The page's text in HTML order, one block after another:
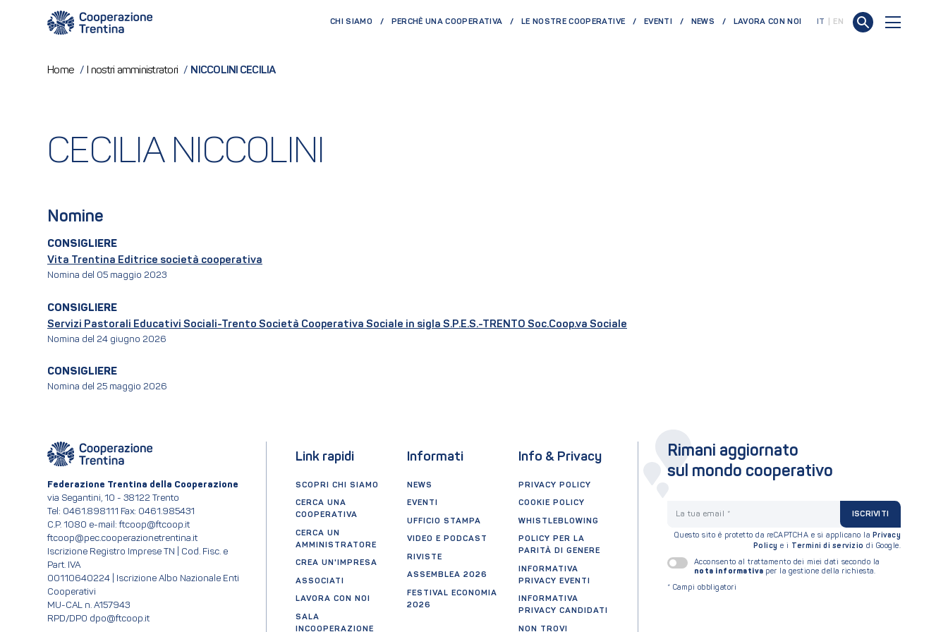
CHI SIAMO PERCHÈ UNA COOPERATIVA LE NOSTRE COOPERATIVE EVENTI NEWS LAVORA CON NOI IT EN
Home / I nostri amministratori / NICCOLINI CECILIA
CECILIA NICCOLINI
Nomine
CONSIGLIERE
Vita Trentina Editrice società cooperativa
Nomina del 05 maggio 2023
CONSIGLIERE
Servizi Pastorali Educativi Sociali-Trento Società Cooperativa Sociale in sigla S.P.E.S.-TRENTO Soc.Coop.va Sociale
Nomina del 24 giugno 2026
CONSIGLIERE
Nomina del 25 maggio 2026
Federazione Trentina della Cooperazione
via Segantini, 10 - 38122 Trento
Tel: 0461.898111 Fax: 0461.985431
C.P. 1080 e-mail: ftcoop@ftcoop.it
ftcoop@pec.cooperazionetrentina.it
Iscrizione Registro Imprese TN | Cod. Fisc. e
Part. IVA
00110640224 | Iscrizione Albo Nazionale Enti
Cooperativi
MU-CAL n. A157943
RPD/DPO dpo@ftcoop.it
Link rapidi
SCOPRI CHI SIAMO
CERCA UNA
COOPERATIVA
CERCA UN
AMMINISTRATORE
CREA UN'IMPRESA
ASSOCIATI
LAVORA CON NOI
SALA
INCOOPERAZIONE
Informati
NEWS
EVENTI
UFFICIO STAMPA
VIDEO E PODCAST
RIVISTE
ASSEMBLEA 2026
FESTIVAL ECONOMIA
2026
Info & Privacy
PRIVACY POLICY
COOKIE POLICY
WHISTLEBLOWING
POLICY PER LA
PARITÀ DI GENERE
INFORMATIVA
PRIVACY EVENTI
INFORMATIVA
PRIVACY CANDIDATI
NON TROVI
Rimani aggiornato
sul mondo cooperativo
ISCRIVITI
Questo sito è protetto da reCAPTCHA e si applicano la Privacy
Policy e i Termini di servizio di Google.
Acconsento al trattamento dei miei dati secondo la
nota informativa per la gestione della richiesta.
* Campi obbligatori